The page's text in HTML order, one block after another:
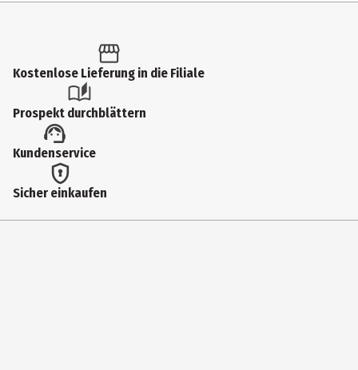
Produkttyp
Kostenlose Lieferung in die Filiale
Prospekt durchblättern
Kundenservice
Sicher einkaufen